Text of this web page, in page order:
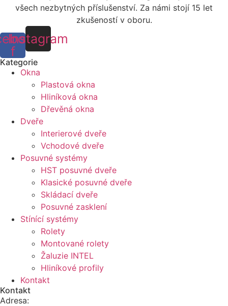
všech nezbytných příslušenství. Za námi stojí 15 let
zkušeností v oboru.
f
Instagram
Kategorie
Okna
Plastová okna
Hliníková okna
Dřevěná okna
Dveře
Interierové dveře
Vchodové dveře
Posuvné systémy
HST posuvné dveře
Klasické posuvné dveře
Skládací dveře
Posuvné zasklení
Stínící systémy
Rolety
Montované rolety
Žaluzie INTEL
Hliníkové profily
Kontakt
Kontakt
Adresa: